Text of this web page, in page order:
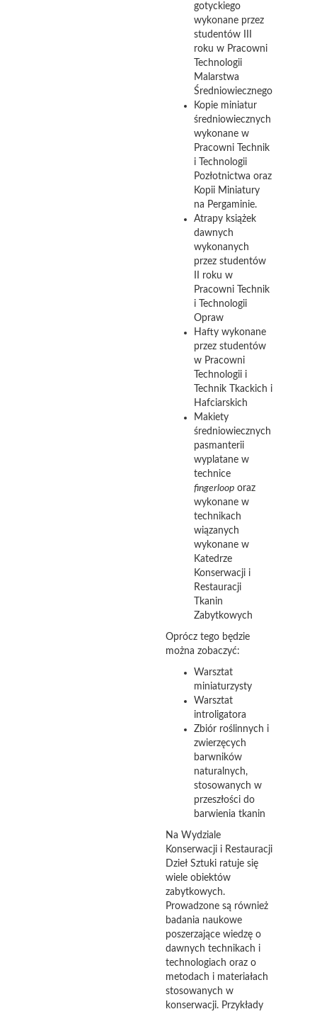
gotyckiego
wykonane przez
studentów III
roku w Pracowni
Technologii
Malarstwa
Średniowiecznego
Kopie miniatur
średniowiecznych
wykonane w
Pracowni Technik
i Technologii
Pozłotnictwa oraz
Kopii Miniatury
na Pergaminie.
Atrapy książek
dawnych
wykonanych
przez studentów
II roku w
Pracowni Technik
i Technologii
Opraw
Hafty wykonane
przez studentów
w Pracowni
Technologii i
Technik Tkackich i
Hafciarskich
Makiety
średniowiecznych
pasmanterii
wyplatane w
technice
fingerloop oraz
wykonane w
technikach
wiązanych
wykonane w
Katedrze
Konserwacji i
Restauracji
Tkanin
Zabytkowych
Oprócz tego będzie
można zobaczyć:
Warsztat
miniaturzysty
Warsztat
introligatora
Zbiór roślinnych i
zwierzęcych
barwników
naturalnych,
stosowanych w
przeszłości do
barwienia tkanin
Na Wydziale
Konserwacji i Restauracji
Dzieł Sztuki ratuje się
wiele obiektów
zabytkowych.
Prowadzone są również
badania naukowe
poszerzające wiedzę o
dawnych technikach i
technologiach oraz o
metodach i materiałach
stosowanych w
konserwacji. Przykłady